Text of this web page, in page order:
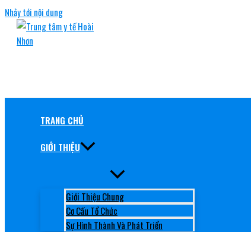
Nhảy tới nội dung
TRANG CHỦ
GIỚI THIỆU
Giới Thiệu Chung
Cơ Cấu Tổ Chức
Sự Hình Thành Và Phát Triển